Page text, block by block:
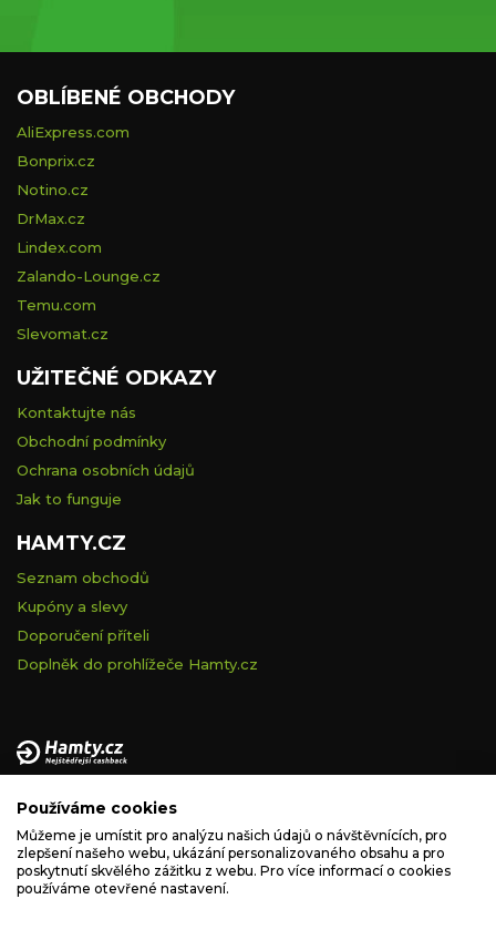
sídlem Na vápence 2885/2a, 130 00 Praha 3, IČ: 05228972,
zapsaná v obchodním rejstříku vedeném Městským soudem v
Praze, spisová značka C 260335.
podpora@hamty.cz
OBLÍBENÉ OBCHODY
AliExpress.com
Bonprix.cz
Notino.cz
DrMax.cz
Lindex.com
Zalando-Lounge.cz
Temu.com
Slevomat.cz
UŽITEČNÉ ODKAZY
Kontaktujte nás
Obchodní podmínky
Ochrana osobních údajů
Jak to funguje
HAMTY.CZ
Seznam obchodů
Kupóny a slevy
Doporučení příteli
Doplněk do prohlížeče Hamty.cz
Používáme cookies
Můžeme je umístit pro analýzu našich údajů o návštěvnících, pro
zlepšení našeho webu, ukázání personalizovaného obsahu a pro
poskytnutí skvělého zážitku z webu. Pro více informací o cookies
používáme otevřené nastavení.